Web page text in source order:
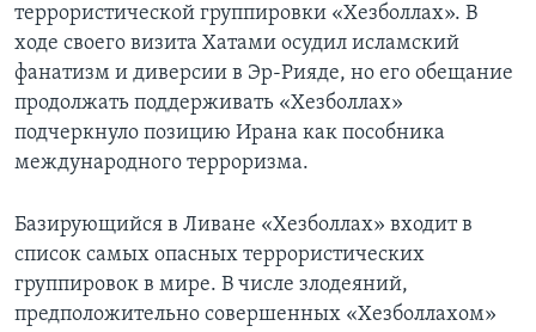
АМЕРИКА. БОЛЬШОЕ ПУТЕШЕСТВИЕ
ПОДПИСКА НА НОВОСТИ
Learning English
Языки
террористической группировки «Хезболлах». В
ходе своего визита Хатами осудил исламский
фанатизм и диверсии в Эр-Рияде, но его обещание
продолжать поддерживать «Хезболлах»
подчеркнуло позицию Ирана как пособника
международного терроризма.
Базирующийся в Ливане «Хезболлах» входит в
список самых опасных террористических
группировок в мире. В числе злодеяний,
предположительно совершенных «Хезболлахом»